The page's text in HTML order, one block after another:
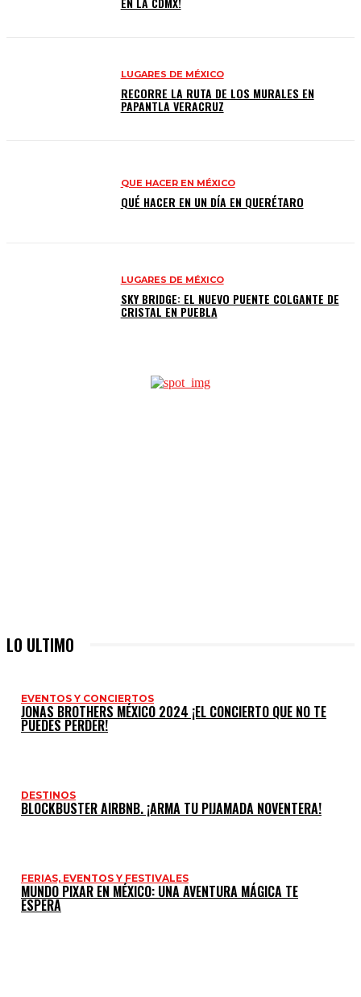
LUGARES DE MÉXICO
RECORRE LA RUTA DE LOS MURALES EN
PAPANTLA VERACRUZ
QUE HACER EN MÉXICO
QUÉ HACER EN UN DÍA EN QUERÉTARO
LUGARES DE MÉXICO
SKY BRIDGE: EL NUEVO PUENTE COLGANTE DE
CRISTAL EN PUEBLA
LO ULTIMO
EVENTOS Y CONCIERTOS
JONAS BROTHERS MÉXICO 2024 ¡EL CONCIERTO QUE NO TE
PUEDES PERDER!
DESTINOS
BLOCKBUSTER AIRBNB. ¡ARMA TU PIJAMADA NOVENTERA!
FERIAS, EVENTOS Y FESTIVALES
MUNDO PIXAR EN MÉXICO: UNA AVENTURA MÁGICA TE
ESPERA